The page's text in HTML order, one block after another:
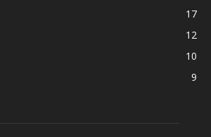
17
12
10
9